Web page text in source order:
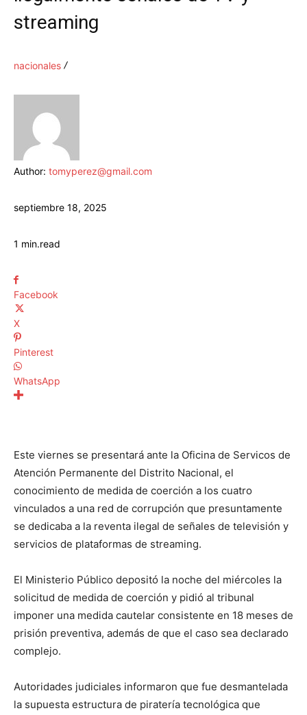
streaming
nacionales
Author: tomyperez@gmail.com
septiembre 18, 2025
1 min.read
Facebook
X
Pinterest
WhatsApp
Este viernes se presentará ante la Oficina de Servicos de
Atención Permanente del Distrito Nacional, el
conocimiento de medida de coerción a los cuatro
vinculados a una red de corrupción que presuntamente
se dedicaba a la reventa ilegal de señales de televisión y
servicios de plataformas de streaming.
El Ministerio Público depositó la noche del miércoles la
solicitud de medida de coerción y pidió al tribunal
imponer una medida cautelar consistente en 18 meses de
prisión preventiva, además de que el caso sea declarado
complejo.
Autoridades judiciales informaron que fue desmantelada
la supuesta estructura de piratería tecnológica que